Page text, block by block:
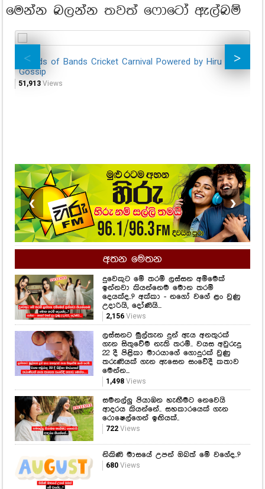
මෙන්න බලන්න තවත් ෆොටෝ ඇල්බම්
Friends of Bands Cricket Carnival Powered by Hiru
Gossip
51,913 Views
❮ ❯
අතන මෙතන
දුවෙකුට මේ තරම් ලස්සන අම්මෙක්
ඉන්නවා කියන්නෙම මොන තරම්
දෙයක්ද..? අක්කා - නගෝ වගේ ළං වුණු
උදාරියි, දෝණියි...
2,156Views
ලස්සනට මුල්තැන දුන් ඇය අනතුරක්
ගැන සිතුවේම නැති තරම්.. වයස අවුරුදු
22 දී පිළිකා මාරයාගේ ගොදුරක් වුණු
තරුණියක් ගැන ඇසෙන සංවේදී කතාව
මෙන්න...
1,498Views
සමනල්ලු පියාඹන හැඟීමට නෙවෙයි
ආදරය කියන්නේ.. සහකාරයෙක් ගැන
රොෂෙල්ගෙන් ඉඟියක්..
722Views
නිකිණි මාසයේ උපන් ඔබත් මේ වගේද..?
680Views